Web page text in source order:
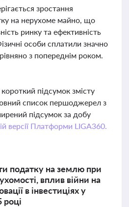
зростання
на нерухоме майно, що
ринку та ефективність
особи сплатили значно
з попереднім роком.
підсумок змісту
список першоджерел з
підсумок за добу
версії Платформи LIGA360.
податку на землю при
вплив війни на
в інвестиціях у
році